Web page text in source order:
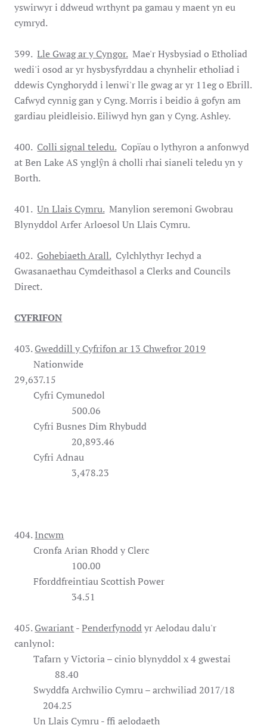
yswirwyr i ddweud wrthynt pa gamau y maent yn eu
cymryd.
399.Lle Gwag ar y Cyngor.Mae'r Hysbysiad o Etholiad
wedi'i osod ar yr hysbysfyrddau a chynhelir etholiad i
ddewis Cynghorydd i lenwi'r lle gwag ar yr 11eg o Ebrill.
Cafwyd cynnig gan y Cyng. Morris i beidio â gofyn am
gardiau pleidleisio. Eiliwyd hyn gan y Cyng. Ashley.
400. Colli signal teledu.Copïau o lythyron a anfonwyd
at Ben Lake AS ynglŷn â cholli rhai sianeli teledu yn y
Borth.
401.Un Llais Cymru.Manylion seremoni Gwobrau
Blynyddol Arfer Arloesol Un Llais Cymru.
402. Gohebiaeth Arall.Cylchlythyr Iechyd a
Gwasanaethau Cymdeithasol a Clerks and Councils
Direct.
CYFRIFON
403.Gweddill y Cyfrifon ar 13 Chwefror 2019
Nationwide
29,637.15
Cyfri Cymunedol
500.06
Cyfri Busnes Dim Rhybudd
20,893.46
Cyfri Adnau
3,478.23
404.Incwm
Cronfa Arian Rhodd y Clerc
100.00
Fforddfreintiau Scottish Power
34.51
405.Gwariant-Penderfynoddyr Aelodau dalu'r
canlynol:
Tafarn y Victoria – cinio blynyddol x 4 gwestai
88.40
Swyddfa Archwilio Cymru – archwiliad 2017/18
204.25
Un Llais Cymru - ffi aelodaeth